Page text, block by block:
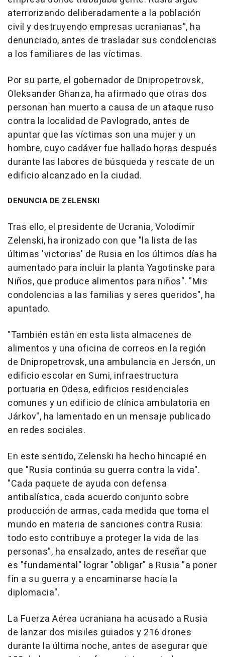
aterrorizando deliberadamente a la población
civil y destruyendo empresas ucranianas", ha
denunciado, antes de trasladar sus condolencias
a los familiares de las víctimas.
Por su parte, el gobernador de Dnipropetrovsk,
Oleksander Ghanza, ha afirmado que otras dos
personan han muerto a causa de un ataque ruso
contra la localidad de Pavlogrado, antes de
apuntar que las víctimas son una mujer y un
hombre, cuyo cadáver fue hallado horas después
durante las labores de búsqueda y rescate de un
edificio alcanzado en la ciudad.
DENUNCIA DE ZELENSKI
Tras ello, el presidente de Ucrania, Volodimir
Zelenski, ha ironizado con que "la lista de las
últimas 'victorias' de Rusia en los últimos días ha
aumentado para incluir la planta Yagotinske para
Niños, que produce alimentos para niños". "Mis
condolencias a las familias y seres queridos", ha
apuntado.
"También están en esta lista almacenes de
alimentos y una oficina de correos en la región
de Dnipropetrovsk, una ambulancia en Jersón, un
edificio escolar en Sumi, infraestructura
portuaria en Odesa, edificios residenciales
comunes y un edificio de clínica ambulatoria en
Járkov", ha lamentado en un mensaje publicado
en redes sociales.
En este sentido, Zelenski ha hecho hincapié en
que "Rusia continúa su guerra contra la vida".
"Cada paquete de ayuda con defensa
antibalística, cada acuerdo conjunto sobre
producción de armas, cada medida que toma el
mundo en materia de sanciones contra Rusia:
todo esto contribuye a proteger la vida de las
personas", ha ensalzado, antes de reseñar que
es "fundamental" lograr "obligar" a Rusia "a poner
fin a su guerra y a encaminarse hacia la
diplomacia".
La Fuerza Aérea ucraniana ha acusado a Rusia
de lanzar dos misiles guiados y 216 drones
durante la última noche, antes de asegurar que